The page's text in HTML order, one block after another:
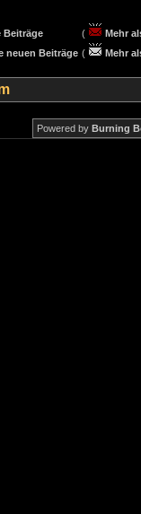
Beiträge (
Mehr
neuen Beiträge ( Mehr
Powered by Burning